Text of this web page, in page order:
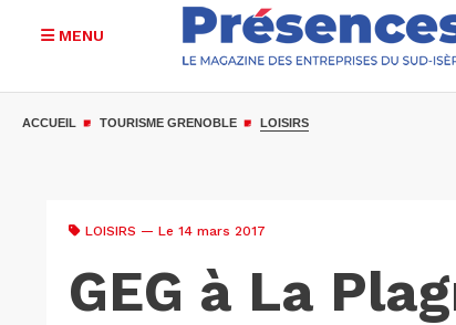
MENU
ACCUEIL TOURISME GRENOBLE LOISIRS
LOISIRS — Le 14 mars 2017
GEG à La